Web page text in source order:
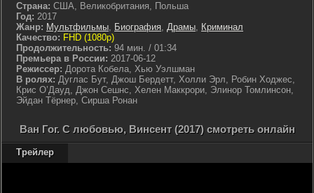
Страна: США, Великобритания, Польша
Год: 2017
Жанр: Мультфильмы, Биография, Драмы, Криминал
Качество: FHD (1080p)
Продолжительность: 94 мин. / 01:34
Премьера в России: 2017-06-12
Режиссер: Дорота Кобела, Хью Уэлшман
В ролях: Дуглас Бут, Джош Бердетт, Холли Эрл, Робин Ходжес,
Крис О’Дауд, Джон Сешнс, Хелен Маккрори, Элинор Томлинсон,
Эйдан Тёрнер, Сирша Ронан
Ван Гог. С любовью, Винсент (2017) смотреть онлайн
Трейлер